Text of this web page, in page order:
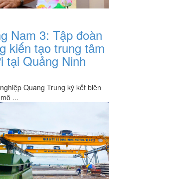
Nam 3: Tập đoàn
kiến tạo trung tâm
tại Quảng Ninh
Quang Trung ký kết biên
...